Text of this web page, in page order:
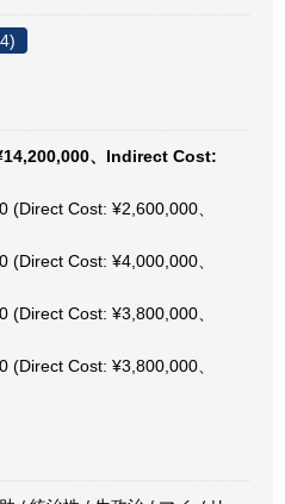
、Indirect Cost:
(Direct Cost: ¥2,600,000、
(Direct Cost: ¥4,000,000、
(Direct Cost: ¥3,800,000、
(Direct Cost: ¥3,800,000、